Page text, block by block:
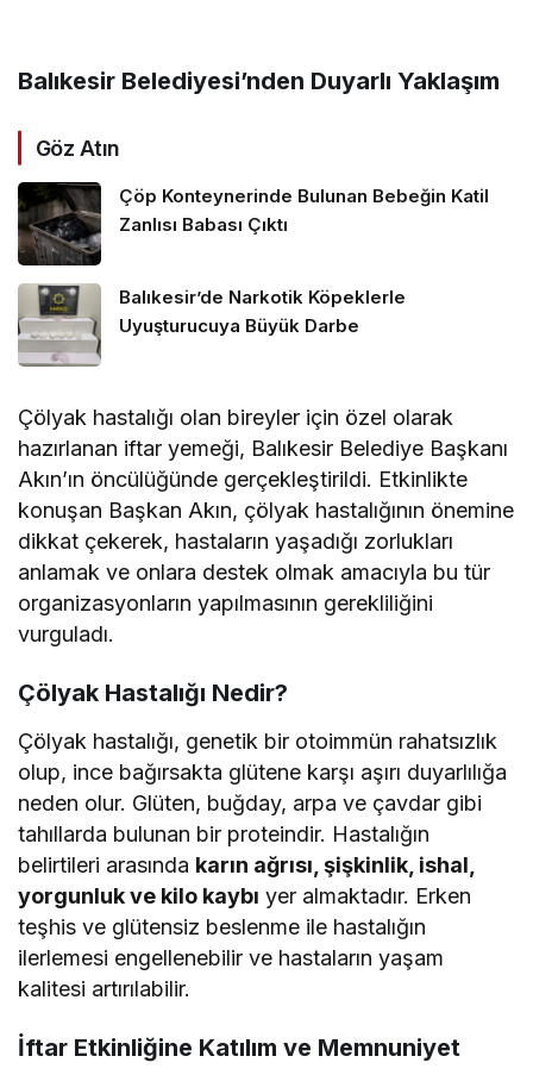
Balıkesir Belediyesi’nden Duyarlı Yaklaşım
Göz Atın
Çöp Konteynerinde Bulunan Bebeğin Katil
Zanlısı Babası Çıktı
Balıkesir’de Narkotik Köpeklerle
Uyuşturucuya Büyük Darbe
Çölyak hastalığı olan bireyler için özel olarak
hazırlanan iftar yemeği, Balıkesir Belediye Başkanı
Akın’ın öncülüğünde gerçekleştirildi. Etkinlikte
konuşan Başkan Akın, çölyak hastalığının önemine
dikkat çekerek, hastaların yaşadığı zorlukları
anlamak ve onlara destek olmak amacıyla bu tür
organizasyonların yapılmasının gerekliliğini
vurguladı.
Çölyak Hastalığı Nedir?
Çölyak hastalığı, genetik bir otoimmün rahatsızlık
olup, ince bağırsakta glütene karşı aşırı duyarlılığa
neden olur. Glüten, buğday, arpa ve çavdar gibi
tahıllarda bulunan bir proteindir. Hastalığın
belirtileri arasında karın ağrısı, şişkinlik, ishal,
yorgunluk ve kilo kaybı yer almaktadır. Erken
teşhis ve glütensiz beslenme ile hastalığın
ilerlemesi engellenebilir ve hastaların yaşam
kalitesi artırılabilir.
İftar Etkinliğine Katılım ve Memnuniyet